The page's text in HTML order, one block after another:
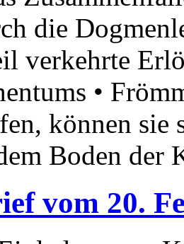
die
verkehrte
•
können sie
Boden der
vom 20.